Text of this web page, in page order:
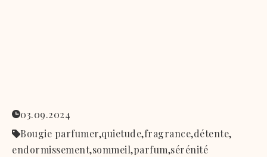
03.09.2024
Bougie parfumer,quietude,fragrance,détente,
endormissement,sommeil,parfum,sérénité